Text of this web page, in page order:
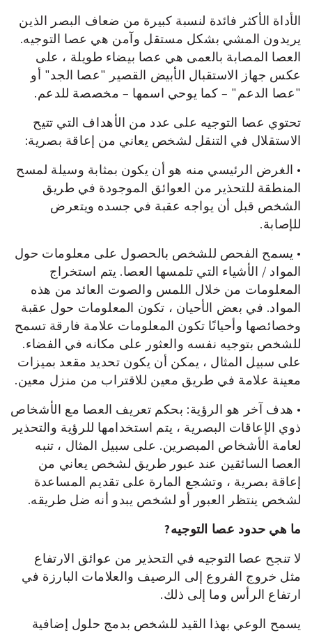
الأداة الأكثر فائدة لنسبة كبيرة من ضعاف البصر الذين
يريدون المشي بشكل مستقل وآمن هي عصا التوجيه.
العصا المصابة بالعمى هي عصا بيضاء طويلة ، على
عكس جهاز الاستقبال الأبيض القصير "عصا الجد" أو
"عصا الدعم" – كما يوحي اسمها – مخصصة للدعم.
تحتوي عصا التوجيه على عدد من الأهداف التي تتيح
الاستقلال في التنقل لشخص يعاني من إعاقة بصرية:
• الغرض الرئيسي منه هو أن يكون بمثابة وسيلة لمسح
المنطقة للتحذير من العوائق الموجودة في طريق
الشخص قبل أن يواجه عقبة في جسده ويتعرض
للإصابة.
• يسمح الفحص للشخص بالحصول على معلومات حول
المواد / الأشياء التي تلمسها العصا. يتم استخراج
المعلومات من خلال اللمس والصوت العائد من هذه
المواد. في بعض الأحيان ، تكون المعلومات حول عقبة
وخصائصها وأحيانًا تكون المعلومات علامة فارقة تسمح
للشخص بتوجيه نفسه والعثور على مكانه في الفضاء.
على سبيل المثال ، يمكن أن يكون تحديد مقعد بميزات
معينة علامة في طريق معين للاقتراب من منزل معين.
• هدف آخر هو الرؤية: بحكم تعريف العصا مع الأشخاص
ذوي الإعاقات البصرية ، يتم استخدامها للرؤية والتحذير
لعامة الأشخاص المبصرين. على سبيل المثال ، تنبه
العصا السائقين عند عبور طريق لشخص يعاني من
إعاقة بصرية ، وتشجع المارة على تقديم المساعدة
لشخص ينتظر العبور أو لشخص يبدو أنه ضل طريقه.
ما هي حدود عصا التوجيه?
لا تنجح عصا التوجيه في التحذير من عوائق الارتفاع
مثل خروج الفروع إلى الرصيف والعلامات البارزة في
ارتفاع الرأس وما إلى ذلك.
يسمح الوعي بهذا القيد للشخص بدمج حلول إضافية